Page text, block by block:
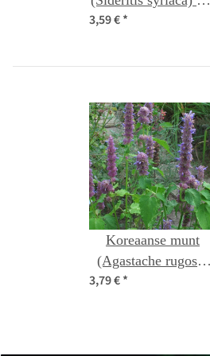
3,59 €*
Koreaanse munt
(Agastache rugosa)
3,79 €*